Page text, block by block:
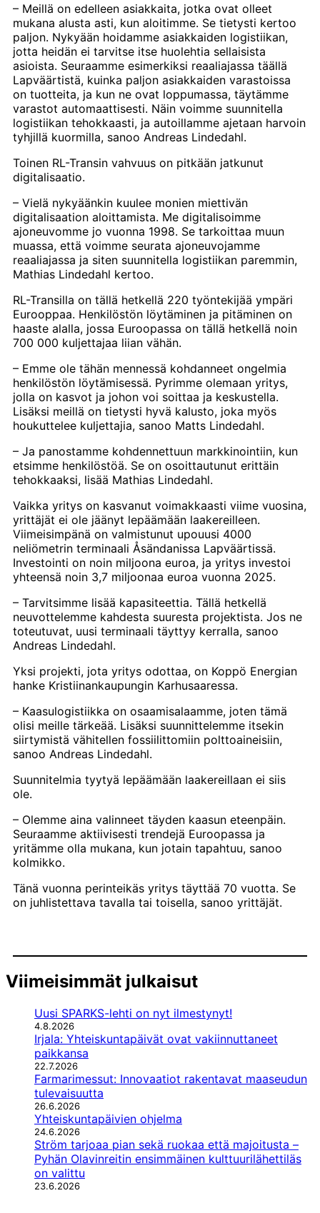
– Meillä on edelleen asiakkaita, jotka ovat olleet
mukana alusta asti, kun aloitimme. Se tietysti kertoo
paljon. Nykyään hoidamme asiakkaiden logistiikan,
jotta heidän ei tarvitse itse huolehtia sellaisista
asioista. Seuraamme esimerkiksi reaaliajassa täällä
Lapväärtistä, kuinka paljon asiakkaiden varastoissa
on tuotteita, ja kun ne ovat loppumassa, täytämme
varastot automaattisesti. Näin voimme suunnitella
logistiikan tehokkaasti, ja autoillamme ajetaan harvoin
tyhjillä kuormilla, sanoo Andreas Lindedahl.
Toinen RL-Transin vahvuus on pitkään jatkunut
digitalisaatio.
– Vielä nykyäänkin kuulee monien miettivän
digitalisaation aloittamista. Me digitalisoimme
ajoneuvomme jo vuonna 1998. Se tarkoittaa muun
muassa, että voimme seurata ajoneuvojamme
reaaliajassa ja siten suunnitella logistiikan paremmin,
Mathias Lindedahl kertoo.
RL-Transilla on tällä hetkellä 220 työntekijää ympäri
Eurooppaa. Henkilöstön löytäminen ja pitäminen on
haaste alalla, jossa Euroopassa on tällä hetkellä noin
700 000 kuljettajaa liian vähän.
– Emme ole tähän mennessä kohdanneet ongelmia
henkilöstön löytämisessä. Pyrimme olemaan yritys,
jolla on kasvot ja johon voi soittaa ja keskustella.
Lisäksi meillä on tietysti hyvä kalusto, joka myös
houkuttelee kuljettajia, sanoo Matts Lindedahl.
– Ja panostamme kohdennettuun markkinointiin, kun
etsimme henkilöstöä. Se on osoittautunut erittäin
tehokkaaksi, lisää Mathias Lindedahl.
Vaikka yritys on kasvanut voimakkaasti viime vuosina,
yrittäjät ei ole jäänyt lepäämään laakereilleen.
Viimeisimpänä on valmistunut upouusi 4000
neliömetrin terminaali Åsändanissa Lapväärtissä.
Investointi on noin miljoona euroa, ja yritys investoi
yhteensä noin 3,7 miljoonaa euroa vuonna 2025.
– Tarvitsimme lisää kapasiteettia. Tällä hetkellä
neuvottelemme kahdesta suuresta projektista. Jos ne
toteutuvat, uusi terminaali täyttyy kerralla, sanoo
Andreas Lindedahl.
Yksi projekti, jota yritys odottaa, on Koppö Energian
hanke Kristiinankaupungin Karhusaaressa.
– Kaasulogistiikka on osaamisalaamme, joten tämä
olisi meille tärkeää. Lisäksi suunnittelemme itsekin
siirtymistä vähitellen fossiilittomiin polttoaineisiin,
sanoo Andreas Lindedahl.
Suunnitelmia tyytyä lepäämään laakereillaan ei siis
ole.
– Olemme aina valinneet täyden kaasun eteenpäin.
Seuraamme aktiivisesti trendejä Euroopassa ja
yritämme olla mukana, kun jotain tapahtuu, sanoo
kolmikko.
Tänä vuonna perinteikäs yritys täyttää 70 vuotta. Se
on juhlistettava tavalla tai toisella, sanoo yrittäjät.
Viimeisimmät julkaisut
Uusi SPARKS-lehti on nyt ilmestynyt!
4.8.2026
Irjala: Yhteiskuntapäivät ovat vakiinnuttaneet
paikkansa
22.7.2026
Farmarimessut: Innovaatiot rakentavat maaseudun
tulevaisuutta
26.6.2026
Yhteiskuntapäivien ohjelma
24.6.2026
Ström tarjoaa pian sekä ruokaa että majoitusta –
Pyhän Olavinreitin ensimmäinen kulttuurilähettiläs
on valittu
23.6.2026